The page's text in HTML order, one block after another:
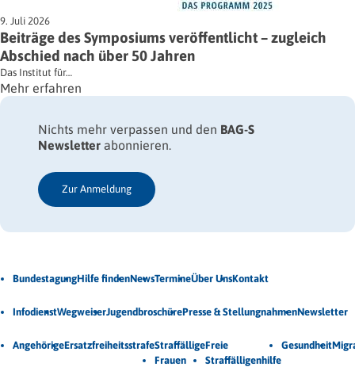
9. Juli 2026
Beiträge des Symposiums veröffentlicht – zugleich
Abschied nach über 50 Jahren
Das Institut für…
Mehr erfahren
Nichts mehr verpassen und den BAG-S
Newsletter abonnieren.
Zur Anmeldung
BundestagungHilfe findenNewsTermineÜber UnsKontakt
InfodienstWegweiserJugendbroschürePresse & StellungnahmenNewsletter
AngehörigeErsatzfreiheitsstrafeStraffällige
Frauen
Freie
Straffälligenhilfe
Gesundheit